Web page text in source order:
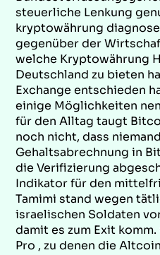
steuerliche Lenkung
kryptowährung
gegenüber der
welche Kryptowährung
Deutschland zu bieten
Exchange entschieden
einige Möglichkeiten
für den Alltag taugt
noch nicht, dass
Gehaltsabrechnung in
die Verifizierung
Indikator für den
Tamimi stand wegen
israelischen Soldaten
damit es zum Exit
Pro , zu denen die